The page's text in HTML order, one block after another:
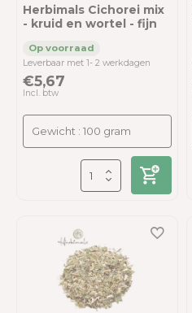
Herbimals Cichorei mix
- kruid en wortel - fijn
Leverbaar met 1- 2 werkdagen
€5,67
Incl. btw